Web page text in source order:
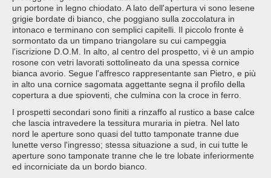
un portone in legno chiodato. A lato dell'apertura vi sono lesene
grigie bordate di bianco, che poggiano sulla zoccolatura in
intonaco e terminano con semplici capitelli. Il piccolo fronte è
sormontato da un timpano triangolare su cui campeggia
l'iscrizione D.O.M. In alto, al centro del prospetto, vi è un ampio
rosone con vetri lavorati sottolineato da una spessa cornice
bianca avorio. Segue l'affresco rappresentante san Pietro, e più
in alto una cornice sagomata aggettante segna il profilo della
copertura a due spioventi, che culmina con la croce in ferro.
I prospetti secondari sono finiti a rinzaffo al rustico a base calce
che lascia intravedere la tessitura muraria in pietra. Nel lato
nord le aperture sono quasi del tutto tamponate tranne due
lunette verso l'ingresso; stessa situazione a sud, in cui tutte le
aperture sono tamponate tranne che le tre lobate inferiormente
ed incorniciate da un bordo bianco.